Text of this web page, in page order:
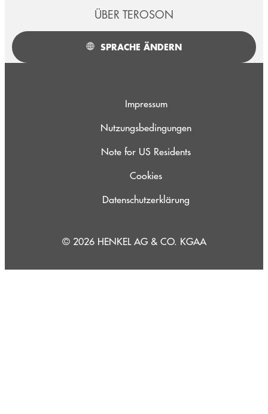
ÜBER TEROSON
SPRACHE ÄNDERN
Impressum
Nutzungsbedingungen
Note for US Residents
Cookies
Datenschutzerklärung
© 2026 HENKEL AG & CO. KGAA